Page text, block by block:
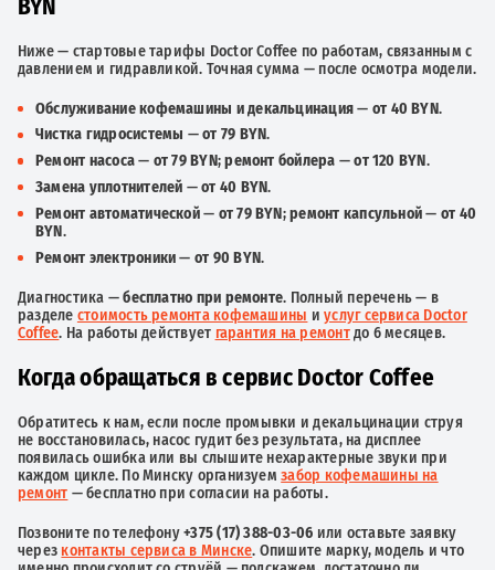
BYN
Ниже — стартовые тарифы Doctor Coffee по работам, связанным с
давлением и гидравликой. Точная сумма — после осмотра модели.
Обслуживание кофемашины и декальцинация— от 40 BYN.
Чистка гидросистемы —от 79 BYN.
Ремонт насоса— от 79 BYN;ремонт бойлера —от 120 BYN.
Замена уплотнителей —от 40 BYN.
Ремонт автоматической— от 79 BYN;ремонт капсульной— от 40
BYN.
Ремонт электроники— от 90 BYN.
Диагностика —бесплатно при ремонте. Полный перечень — в
разделе стоимость ремонта кофемашины иуслуг сервиса Doctor
Coffee. На работы действует гарантия на ремонтдо 6 месяцев.
Когда обращаться в сервис Doctor Coffee
Обратитесь к нам, если после промывки и декальцинации струя
не восстановилась, насос гудит без результата, на дисплее
появилась ошибка или вы слышите нехарактерные звуки при
каждом цикле. По Минску организуемзабор кофемашины на
ремонт — бесплатно при согласии на работы.
Позвоните по телефону+375 (17) 388-03-06 или оставьте заявку
через контакты сервиса в Минске. Опишите марку, модель и что